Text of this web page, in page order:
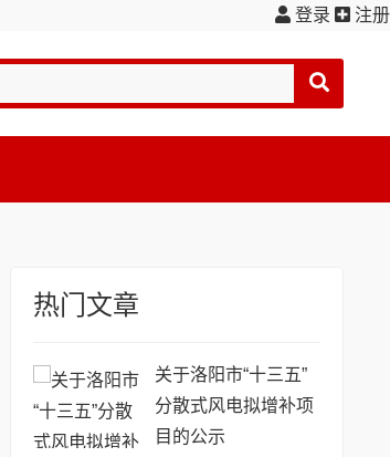
登录 注册
热门文章
关于洛阳市“十三五”
分散式风电拟增补项
目的公示